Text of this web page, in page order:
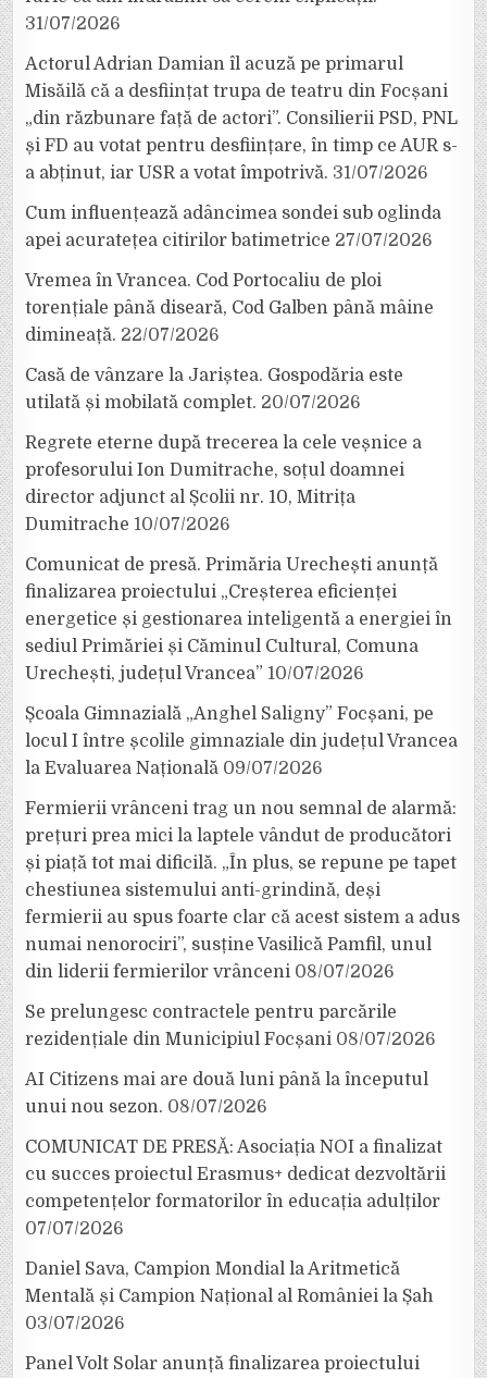
31/07/2026
Actorul Adrian Damian îl acuză pe primarul
Misăilă că a desființat trupa de teatru din Focșani
„din răzbunare față de actori”. Consilierii PSD, PNL
și FD au votat pentru desființare, în timp ce AUR s-
a abținut, iar USR a votat împotrivă. 31/07/2026
Cum influențează adâncimea sondei sub oglinda
apei acuratețea citirilor batimetrice 27/07/2026
Vremea în Vrancea. Cod Portocaliu de ploi
torențiale până diseară, Cod Galben până mâine
dimineață. 22/07/2026
Casă de vânzare la Jariștea. Gospodăria este
utilată și mobilată complet. 20/07/2026
Regrete eterne după trecerea la cele veșnice a
profesorului Ion Dumitrache, soțul doamnei
director adjunct al Școlii nr. 10, Mitrița
Dumitrache 10/07/2026
Comunicat de presă. Primăria Urechești anunță
finalizarea proiectului „Creșterea eficienței
energetice și gestionarea inteligentă a energiei în
sediul Primăriei și Căminul Cultural, Comuna
Urechești, județul Vrancea” 10/07/2026
Școala Gimnazială „Anghel Saligny” Focșani, pe
locul I între școlile gimnaziale din județul Vrancea
la Evaluarea Națională 09/07/2026
Fermierii vrânceni trag un nou semnal de alarmă:
prețuri prea mici la laptele vândut de producători
și piață tot mai dificilă. „În plus, se repune pe tapet
chestiunea sistemului anti-grindină, deși
fermierii au spus foarte clar că acest sistem a adus
numai nenorociri”, susține Vasilică Pamfil, unul
din liderii fermierilor vrânceni 08/07/2026
Se prelungesc contractele pentru parcările
rezidențiale din Municipiul Focșani 08/07/2026
AI Citizens mai are două luni până la începutul
unui nou sezon. 08/07/2026
COMUNICAT DE PRESĂ: Asociația NOI a finalizat
cu succes proiectul Erasmus+ dedicat dezvoltării
competențelor formatorilor în educația adulților
07/07/2026
Daniel Sava, Campion Mondial la Aritmetică
Mentală și Campion Național al României la Șah
03/07/2026
Panel Volt Solar anunță finalizarea proiectului